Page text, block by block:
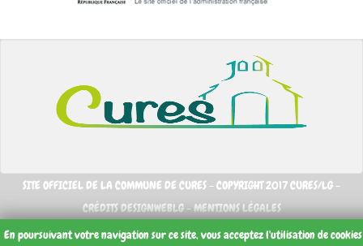
SITE OFFICIEL DE LA COMMUNE DE CURES - COPYRIGHT 2017 CURES/LG -
CRÉDITS DESIGNWEBLG -MENTIONS LÉGALES
En poursuivant votre navigation sur ce site, vous acceptez l'utilisation de